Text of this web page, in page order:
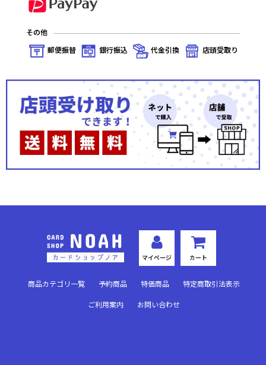
第七弾
第五弾
第三弾
第二弾
その他
郵便振替
銀行振込 代金引換 店頭受取り
マイページ カート
商品カテゴリ一覧 予約商品 特価商品 特定商取引法表示
ご利用案内 お問い合わせ